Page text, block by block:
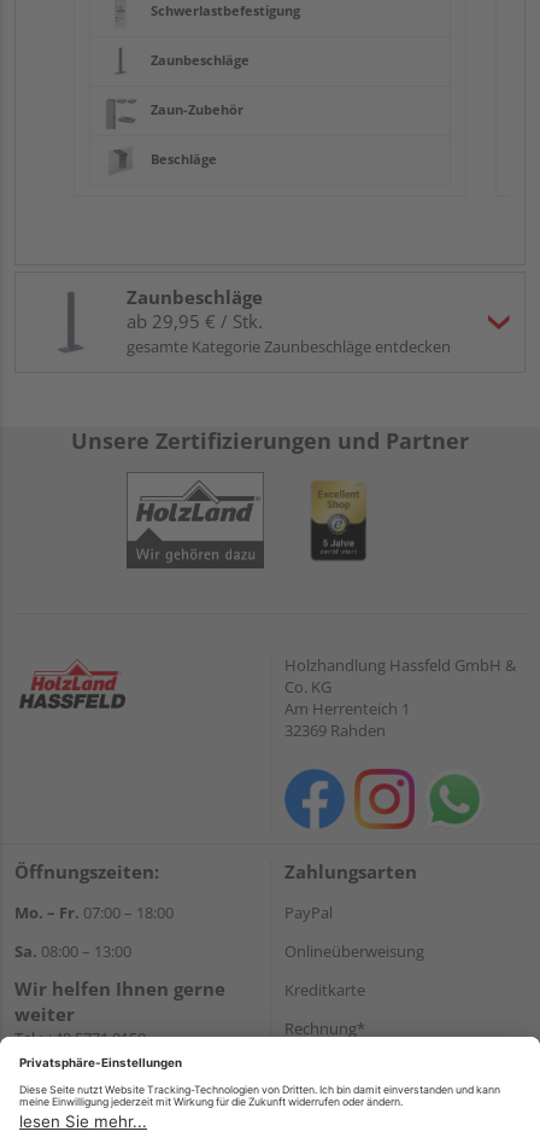
Schwerlastbefestigung
Zaunbeschläge
Zaun-Zubehör
Beschläge
Zaunbeschläge
ab 29,95 € / Stk.
gesamte Kategorie Zaunbeschläge entdecken
Unsere Zertifizierungen und Partner
Holzhandlung Hassfeld GmbH &
Co. KG
Am Herrenteich 1
32369 Rahden
Öffnungszeiten:
Mo. – Fr. 07:00 – 18:00
Sa. 08:00 – 13:00
Wir helfen Ihnen gerne
weiter
Tel.:+49 5771 9150
E-Mail:info@holz-hassfeld.de
WhatsApp
Zahlungsarten
PayPal
Onlineüberweisung
Kreditkarte
Rechnung*
Versand